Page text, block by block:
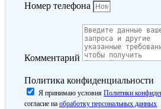
Номер телефона
Комментарий
Политика конфиденциальности
Я принимаю условия Политики
согласие на обработку персональных данных